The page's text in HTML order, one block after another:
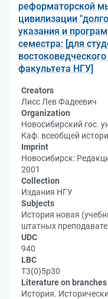
реформаторской
цивилизации
указания и
семестра: [для
факультета НГУ]
Creators
Лисс Лев Фадеевич
Organization
Новосибирский гос.
Каф. всеобщей
Imprint
Новосибирск:
2001
Collection
Издания НГУ
Subjects
История новая
штатных
UDC
940
LBC
Т3(0)5р30
Literature on
История.